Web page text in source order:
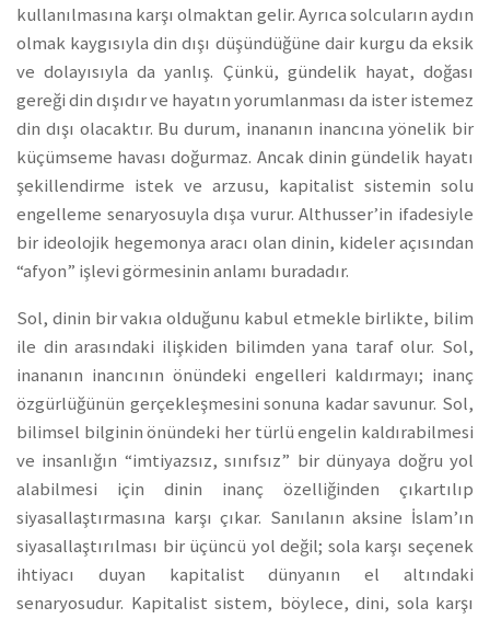
kullanılmasına karşı olmaktan gelir. Ayrıca solcuların aydın
olmak kaygısıyla din dışı düşündüğüne dair kurgu da eksik
ve dolayısıyla da yanlış. Çünkü, gündelik hayat, doğası
gereği din dışıdır ve hayatın yorumlanması da ister istemez
din dışı olacaktır. Bu durum, inananın inancına yönelik bir
küçümseme havası doğurmaz. Ancak dinin gündelik hayatı
şekillendirme istek ve arzusu, kapitalist sistemin solu
engelleme senaryosuyla dışa vurur. Althusser’in ifadesiyle
bir ideolojik hegemonya aracı olan dinin, kideler açısından
“afyon” işlevi görmesinin anlamı buradadır.
Sol, dinin bir vakıa olduğunu kabul etmekle birlikte, bilim
ile din arasındaki ilişkiden bilimden yana taraf olur. Sol,
inananın inancının önündeki engelleri kaldırmayı; inanç
özgürlüğünün gerçekleşmesini sonuna kadar savunur. Sol,
bilimsel bilginin önündeki her türlü engelin kaldırabilmesi
ve insanlığın “imtiyazsız, sınıfsız” bir dünyaya doğru yol
alabilmesi için dinin inanç özelliğinden çıkartılıp
siyasallaştırmasına karşı çıkar. Sanılanın aksine İslam’ın
siyasallaştırılması bir üçüncü yol değil; sola karşı seçenek
ihtiyacı duyan kapitalist dünyanın el altındaki
senaryosudur. Kapitalist sistem, böylece, dini, sola karşı